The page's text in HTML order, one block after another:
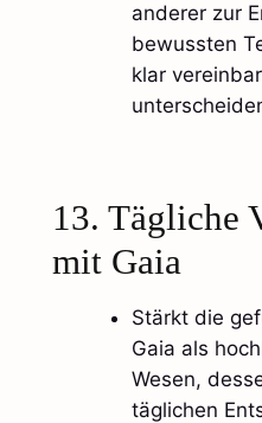
anderer zur
bewussten
klar
13. Tägliche
mit Gaia
Stärkt die
Gaia als
Wesen,
täglichen